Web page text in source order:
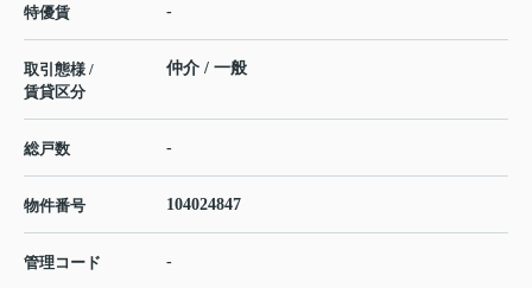
特優賃 -
取引態様 /
賃貸区分
仲介 / 一般
総戸数 -
物件番号 104024847
管理コード -